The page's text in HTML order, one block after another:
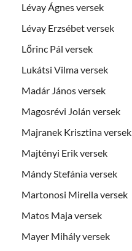
Lévay Ágnes versek
Lévay Erzsébet versek
Lőrinc Pál versek
Lukátsi Vilma versek
Madár János versek
Magosrévi Jolán versek
Majranek Krisztina versek
Majtényi Erik versek
Mándy Stefánia versek
Martonosi Mirella versek
Matos Maja versek
Mayer Mihály versek